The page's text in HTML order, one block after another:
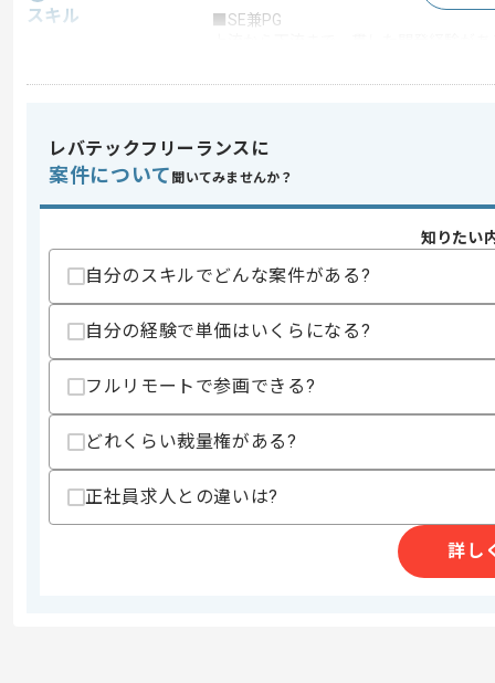
スキル
■SE兼PG
・複雑なSQLの読解が出来る方
精算・お支払い
精算条件
有
精算基準時間
支払いサイト
その他募集要項
商談回数
1回
募集人数
2019/08/01
レバテックフリーランスに
案件について 聞いてみませんか？
知りたい
自分のスキルでどんな案件がある?
自分の経験で単価はいくらになる?
フルリモートで参画できる?
どれくらい裁量権がある?
正社員求人との違いは?
詳し